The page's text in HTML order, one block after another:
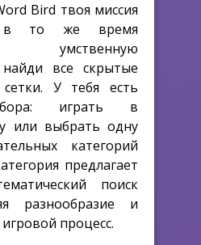
Bird твоя миссия
в то же время
умственную
найди все скрытые
У тебя есть
играть в
или выбрать одну
категорий
предлагает
поиск
разнообразие и
процесс.